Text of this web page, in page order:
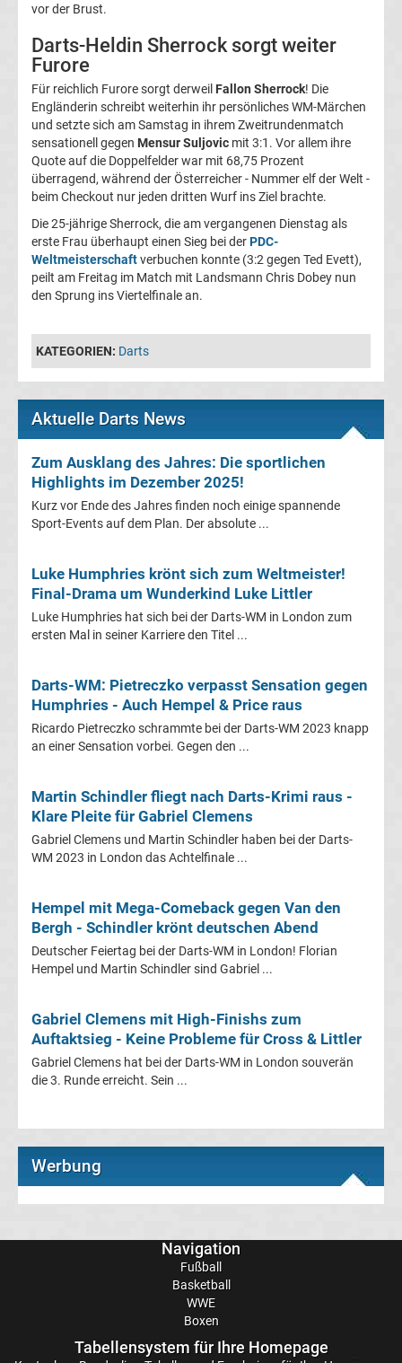
live
im
Tabellen
Ergebnisse
International:
Liga
Ergebnisse
La
Liga
Premier
League
Erg.
Premier
Tabelle
Frauen
Bundesliga
Erg.
Bundesliga
Tabelle
Ligue
1
vor der Brust.
Darts-Heldin Sherrock sorgt weiter
Furore
Für reichlich Furore sorgt derweil Fallon Sherrock! Die
Engländerin schreibt weiterhin ihr persönliches WM-Märchen
und setzte sich am Samstag in ihrem Zweitrundenmatch
sensationell gegen Mensur Suljovic mit 3:1. Vor allem ihre
Quote auf die Doppelfelder war mit 68,75 Prozent
überragend, während der Österreicher - Nummer elf der Welt -
beim Checkout nur jeden dritten Wurf ins Ziel brachte.
Die 25-jährige Sherrock, die am vergangenen Dienstag als
erste Frau überhaupt einen Sieg bei derPDC-
Weltmeisterschaftverbuchen konnte (3:2 gegen Ted Evett),
peilt am Freitag im Match mit Landsmann Chris Dobey nun
den Sprung ins Viertelfinale an.
KATEGORIEN: Darts
Aktuelle Darts News
Zum Ausklang des Jahres: Die sportlichen
Highlights im Dezember 2025!
Kurz vor Ende des Jahres finden noch einige spannende
Sport-Events auf dem Plan. Der absolute ...
Luke Humphries krönt sich zum Weltmeister!
Final-Drama um Wunderkind Luke Littler
Luke Humphries hat sich bei der Darts-WM in London zum
ersten Mal in seiner Karriere den Titel ...
Darts-WM: Pietreczko verpasst Sensation gegen
Humphries - Auch Hempel & Price raus
Ricardo Pietreczko schrammte bei der Darts-WM 2023 knapp
an einer Sensation vorbei. Gegen den ...
Martin Schindler fliegt nach Darts-Krimi raus -
Klare Pleite für Gabriel Clemens
Gabriel Clemens und Martin Schindler haben bei der Darts-
WM 2023 in London das Achtelfinale ...
Hempel mit Mega-Comeback gegen Van den
Bergh - Schindler krönt deutschen Abend
Deutscher Feiertag bei der Darts-WM in London! Florian
Hempel und Martin Schindler sind Gabriel ...
Gabriel Clemens mit High-Finishs zum
Auftaktsieg - Keine Probleme für Cross & Littler
Gabriel Clemens hat bei der Darts-WM in London souverän
die 3. Runde erreicht. Sein ...
Werbung
Navigation
Fußball
Basketball
WWE
Boxen
Tabellensystem für Ihre Homepage